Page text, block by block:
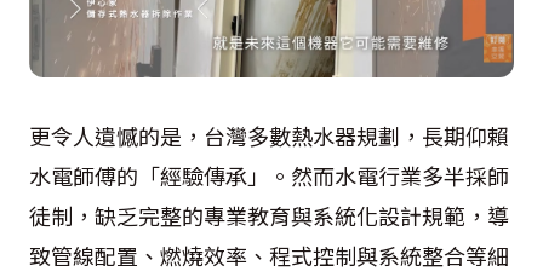
更令人遺憾的是，台灣多數熱水器規劃，長期仰賴
水電師傅的「經驗傳承」。然而水電行業多半採師
徒制，缺乏完整的專業教育與系統化設計規範，導
致管線配置、燃燒效率、程式控制與系統整合等細